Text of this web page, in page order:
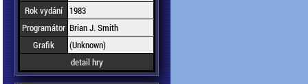
Rok vydání
1983
Programátor Brian J. Smith
Grafik
(Unknown)
detail hry